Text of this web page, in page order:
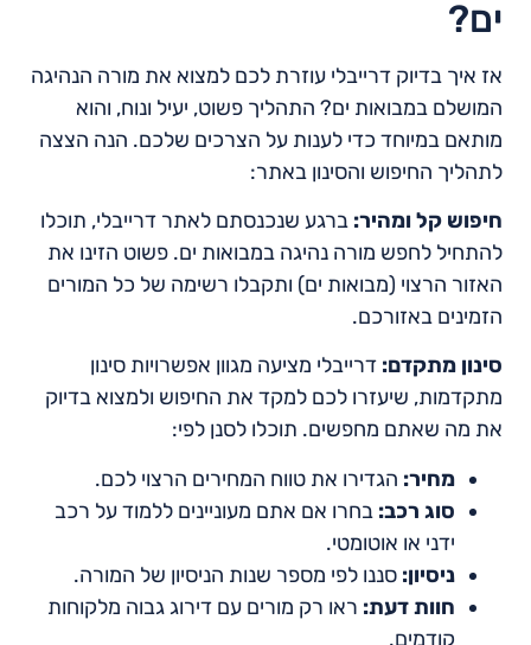
ים?
אז איך בדיוק דרייבלי עוזרת לכם למצוא את מורה הנהיגה
המושלם במבואות ים? התהליך פשוט, יעיל ונוח, והוא
מותאם במיוחד כדי לענות על הצרכים שלכם. הנה הצצה
לתהליך החיפוש והסינון באתר:
חיפוש קל ומהיר: ברגע שנכנסתם לאתר דרייבלי, תוכלו
להתחיל לחפש מורה נהיגה במבואות ים. פשוט הזינו את
האזור הרצוי (מבואות ים) ותקבלו רשימה של כל המורים
הזמינים באזורכם.
סינון מתקדם: דרייבלי מציעה מגוון אפשרויות סינון
מתקדמות, שיעזרו לכם למקד את החיפוש ולמצוא בדיוק
את מה שאתם מחפשים. תוכלו לסנן לפי:
מחיר: הגדירו את טווח המחירים הרצוי לכם.
סוג רכב: בחרו אם אתם מעוניינים ללמוד על רכב
ידני או אוטומטי.
ניסיון: סננו לפי מספר שנות הניסיון של המורה.
חוות דעת: ראו רק מורים עם דירוג גבוה מלקוחות
קודמים.